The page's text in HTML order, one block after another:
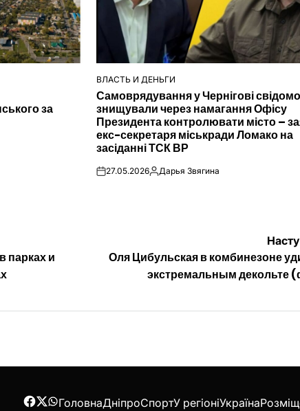
за
ОПУБЛІКУВАТИ
У
ВЛАСТЬ И ДЕНЬГИ
Самоврядування у Чернігові свідомо
знищували через намагання Офісу
Президента контролювати місто –
екс-секретаря міськради Ломако на
засіданні ТСК ВР
on27.05.2026Опубліковано
Дарья Звягина
парках и
Оля Цибульская в комбинезоне
экстремальным декольте
ГоловнаДніпроСпортУ регіоніУкраїна